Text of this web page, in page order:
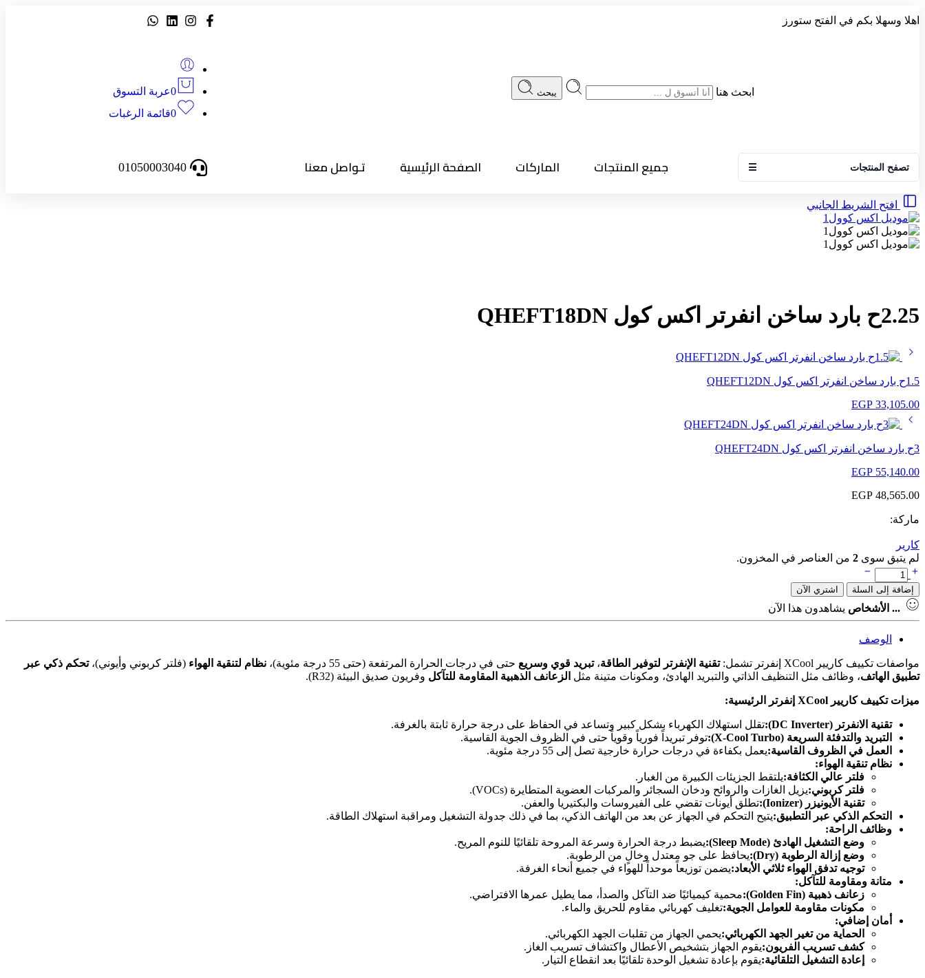
اهلا وسهلا بكم في الفتح ستورز
ابحث هنا يبحث 0عربة التسوق
0قائمة الرغبات
تصفح المنتجات ☰ جميع المنتجات الماركات الصفحة الرئيسية تـواصل معنا 01050003040
افتح الشريط الجانبي
2.25ح بارد ساخن انفرتر اكس كول QHEFT18DN
1.5ح بارد ساخن انفرتر اكس كول QHEFT12DN
EGP 33,105.00
3ح بارد ساخن انفرتر اكس كول QHEFT24DN
EGP 55,140.00
EGP 48,565.00
ماركة:
كارير
لم يتبق سوى 2 من العناصر في المخزون.
إضافة إلى السلة اشتري الآن
... الأشخاص يشاهدون هذا الآن
الوصف
مواصفات تكييف كاريير XCool إنفرتر تشمل: تقنية الإنفرتر لتوفير الطاقة،تبريد قوي وسريع حتى في درجات الحرارة المرتفعة (حتى 55 درجة مئوية)، نظام لتنقية الهواء (فلتر كربوني وأيوني)،تحكم ذكي عبر
تطبيق الهاتف، وظائف مثل التنظيف الذاتي والتبريد الهادئ، ومكونات متينة مثل الزعانف الذهبية المقاومة للتآكل وفريون صديق البيئة (R32).
ميزات تكييف كاريير إنفرتر الرئيسية:
تقنية الانفرتر (DC Inverter):
تقلل استهلاك الكهرباء بشكل كبير وتساعد في الحفاظ على درجة حرارة ثابتة بالغرفة.
التبريد والتدفئة السريعة (X-Cool Turbo):
توفر تبريداً فورياً وقوياً حتى في الظروف الجوية القاسية.
العمل في الظروف القاسية:يعمل بكفاءة في درجات حرارة خارجية تصل إلى 55 درجة مئوية.
نظام تنقية الهواء:
فلتر عالي الكثافة:يلتقط الجزيئات الكبيرة من الغبار.
فلتر كربوني:يزيل الغازات والروائح ودخان السجائر والمركبات العضوية المتطايرة (VOCs).
تقنية الأيونيزر (Ionizer):
تطلق أيونات تقضي على الفيروسات والبكتيريا والعفن.
التحكم الذكي عبر التطبيق:يتيح التحكم في الجهاز عن بعد من الهاتف الذكي، بما في ذلك جدولة التشغيل ومراقبة استهلاك الطاقة.
وظائف الراحة:
وضع التشغيل الهادئ (Sleep Mode):
يضبط درجة الحرارة وسرعة المروحة تلقائيًا للنوم المريح.
وضع إزالة الرطوبة (Dry):
يحافظ على جو معتدل وخالٍ من الرطوبة.
توجيه تدفق الهواء ثلاثي الأبعاد:يضمن توزيعاً موحداً للهواء في جميع أنحاء الغرفة.
متانة ومقاومة للتآكل:
زعانف ذهبية (Golden Fin):
محمية كيميائيًا ضد التآكل والصدأ، مما يطيل عمرها الافتراضي.
مكونات مقاومة للعوامل الجوية:تغليف كهربائي مقاوم للحريق والماء.
أمان إضافي:
الحماية من تغير الجهد الكهربائي:يحمي الجهاز من تقلبات الجهد الكهربائي.
كشف تسريب الفريون:يقوم الجهاز بتشخيص الأعطال واكتشاف تسريب الغاز.
إعادة التشغيل التلقائية:يقوم بإعادة تشغيل الوحدة تلقائيًا بعد انقطاع التيار.